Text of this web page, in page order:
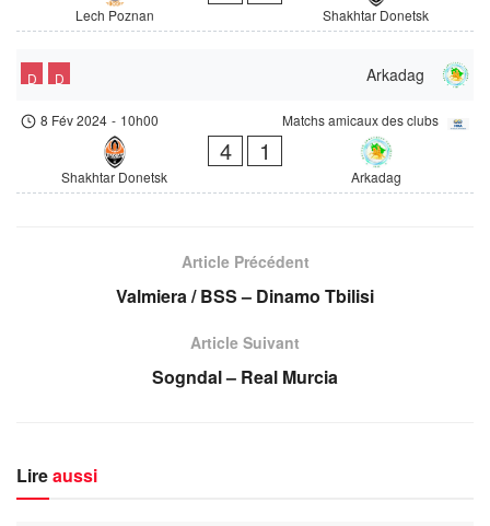
Lech Poznan Shakhtar Donetsk
Arkadag
D D
Matchs amicaux des clubs
8 Fév 2024 - 10h00
Shakhtar Donetsk
4 1
Arkadag
Article Précédent
Valmiera / BSS – Dinamo Tbilisi
Article Suivant
Sogndal – Real Murcia
Lireaussi